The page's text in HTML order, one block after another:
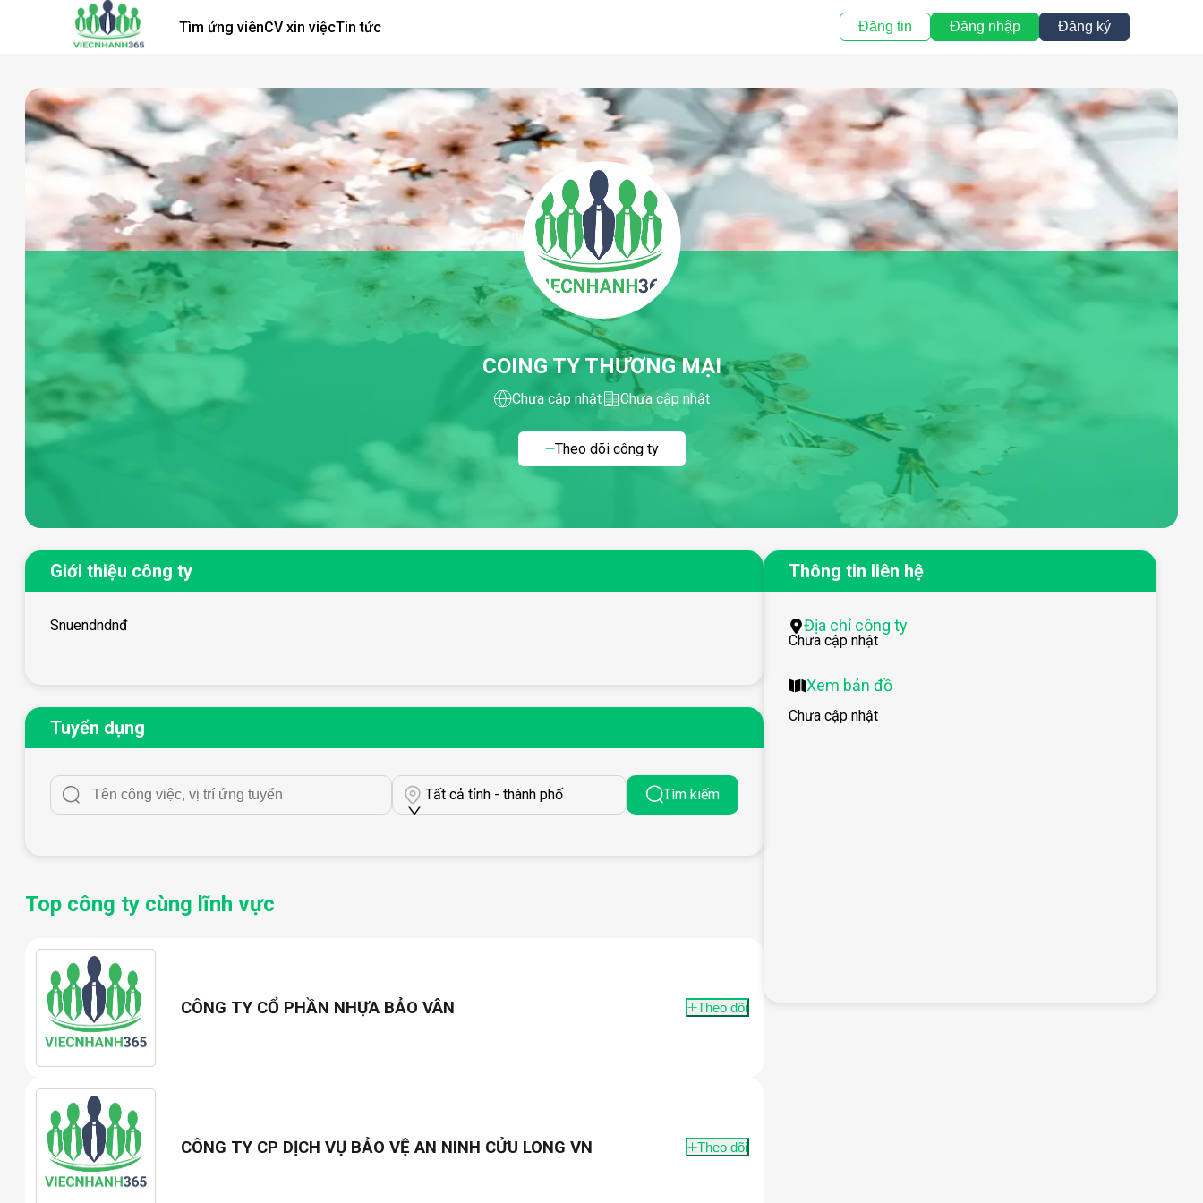
Tìm ứng viênCV xin việcTin tức Đăng tin Đăng nhập Đăng ký
COING TY THƯƠNG MẠI
Chưa cập nhật Chưa cập nhật
Theo dõi công ty
Giới thiệu công ty
Snuendndnđ
Tuyển dụng
Tất cả tỉnh - thành phố Tìm kiếm
Top công ty cùng lĩnh vực
CÔNG TY CỔ PHẦN NHỰA BẢO VÂN Theo dõi
CÔNG TY CP DỊCH VỤ BẢO VỆ AN NINH CỬU LONG VN Theo dõi
Thông tin liên hệ
Địa chỉ công ty
Chưa cập nhật
Xem bản đồ
Chưa cập nhật